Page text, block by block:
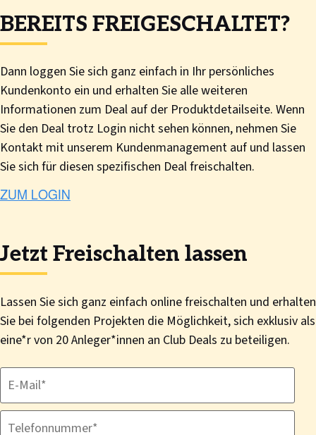
BEREITS FREIGESCHALTET?
Dann loggen Sie sich ganz einfach in Ihr persönliches
Kundenkonto ein und erhalten Sie alle weiteren
Informationen zum Deal auf der Produktdetailseite. Wenn
Sie den Deal trotz Login nicht sehen können, nehmen Sie
Kontakt mit unserem Kundenmanagement auf und lassen
Sie sich für diesen spezifischen Deal freischalten.
Jetzt Freischalten lassen
Lassen Sie sich ganz einfach online freischalten und erhalten
Sie bei folgenden Projekten die Möglichkeit, sich exklusiv als
eine*r von 20 Anleger*innen an Club Deals zu beteiligen.